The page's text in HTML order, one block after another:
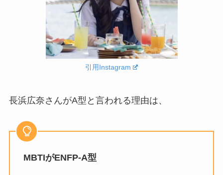
引用Instagram
長浜広奈さんがA型と言われる理由は、
MBTIがENFP-A型